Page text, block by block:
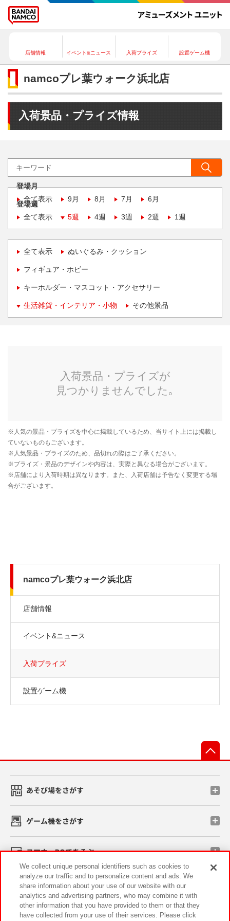
店舗情報 イベント&ニュース 入荷プライズ 設置ゲーム機
namcoプレ葉ウォーク浜北店
入荷景品・プライズ情報
登場月
全て表示
9月 8月 7月 6月
登場週
全て表示
5週 4週 3週 2週 1週
全て表示 ぬいぐるみ・クッション
フィギュア・ホビー
キーホルダー・マスコット・アクセサリー
生活雑貨・インテリア・小物 その他景品
namcoプレ葉ウォーク浜北店
店舗情報
イベント&ニュース
入荷プライズ
設置ゲーム機
あそび場をさがす
ゲーム機をさがす
スマホ・PCであそぶ
イベント・キャンペーン
We collect unique personal identifiers such as cookies to
analyze our traffic and to personalize content and ads. We
share information about your use of our website with our
analytics and advertising partners, who may combine it with
other information that you have provided to them or that they
have collected from your use of their services. Please click